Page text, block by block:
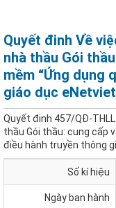
Quyết đinh Về
nhà thầu Gói
mềm “Ứng dụng
giáo dục
Quyết đinh 457/QĐ-
thầu Gói thầu: cung cấp
điều hành truyền thông
Số kí hiệu
Ngày ban hành